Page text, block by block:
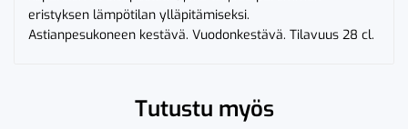
eristyksen lämpötilan ylläpitämiseksi.
Astianpesukoneen kestävä. Vuodonkestävä. Tilavuus 28 cl.
Tutustu myös